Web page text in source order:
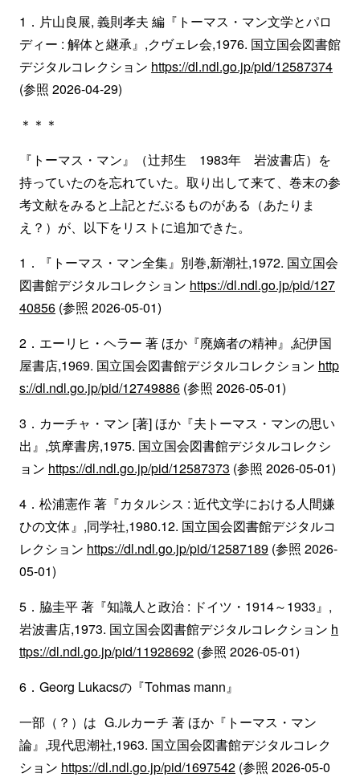
1．片山良展, 義則孝夫 編『トーマス・マン文学とパロ
ディー : 解体と継承』,クヴェレ会,1976. 国立国会図書館
デジタルコレクション https://dl.ndl.go.jp/pid/12587374
(参照 2026-04-29)
＊＊＊
『トーマス・マン』（辻邦生 1983年 岩波書店）を
持っていたのを忘れていた。取り出して来て、巻末の参
考文献をみると上記とだぶるものがある（あたりま
え？）が、以下をリストに追加できた。
1．『トーマス・マン全集』別巻,新潮社,1972. 国立国会
図書館デジタルコレクション https://dl.ndl.go.jp/pid/127
40856 (参照 2026-05-01)
2．エーリヒ・ヘラー 著 ほか『廃嫡者の精神』,紀伊国
屋書店,1969. 国立国会図書館デジタルコレクション http
s://dl.ndl.go.jp/pid/12749886 (参照 2026-05-01)
3．カーチャ・マン [著] ほか『夫トーマス・マンの思い
出』,筑摩書房,1975. 国立国会図書館デジタルコレクシ
ョン https://dl.ndl.go.jp/pid/12587373 (参照 2026-05-01)
4．松浦憲作 著『カタルシス : 近代文学における人間嫌
ひの文体』,同学社,1980.12. 国立国会図書館デジタルコ
レクション https://dl.ndl.go.jp/pid/12587189 (参照 2026-
05-01)
5．脇圭平 著『知識人と政治 : ドイツ・1914～1933』,
岩波書店,1973. 国立国会図書館デジタルコレクション h
ttps://dl.ndl.go.jp/pid/11928692 (参照 2026-05-01)
6．Georg Lukacsの『Tohmas mann』
一部（？）は G.ルカーチ 著 ほか『トーマス・マン
論』,現代思潮社,1963. 国立国会図書館デジタルコレク
ション https://dl.ndl.go.jp/pid/1697542 (参照 2026-05-0